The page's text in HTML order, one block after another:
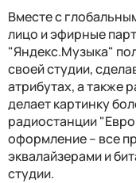
Вместе с
лицо и эфирные
"Яндекс.Музыка"
своей студии,
атрибутах, а также
делает картинку
радиостанции
оформление – все
эквалайзерами и
студии.